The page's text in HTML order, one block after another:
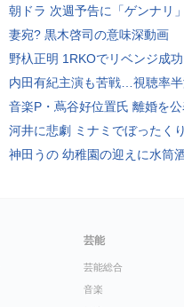
朝ドラ 次週予告に「ゲンナリ」
妻宛? 黒木啓司の意味深動画
野杁正明 1RKOでリベンジ成功
内田有紀主演も苦戦…視聴率
音楽P・蔦谷好位置氏 離婚を公
河井に悲劇 ミナミでぼったくり
神田うの 幼稚園の迎えに水筒
芸能
芸能総合
音楽